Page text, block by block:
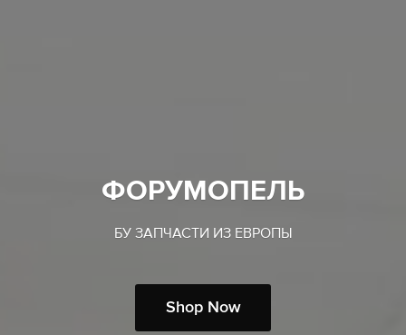
ФОРУМОПЕЛЬ
БУ ЗАПЧАСТИ ИЗ ЕВРОПЫ
Shop Now